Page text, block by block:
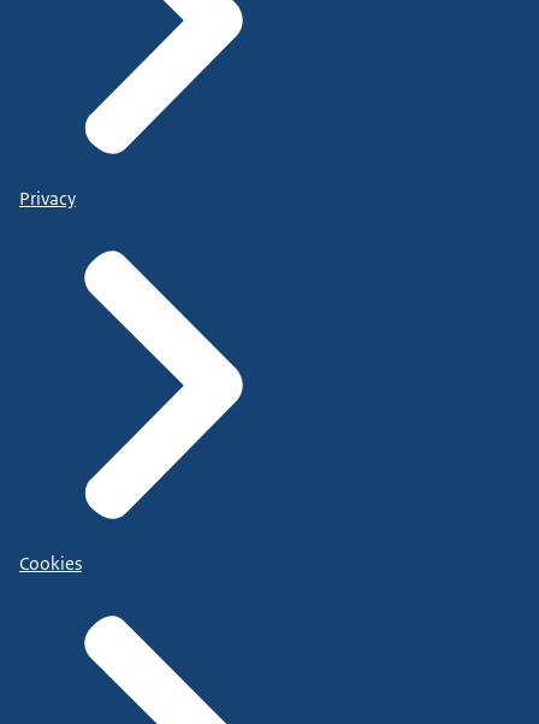
Privacy
Cookies